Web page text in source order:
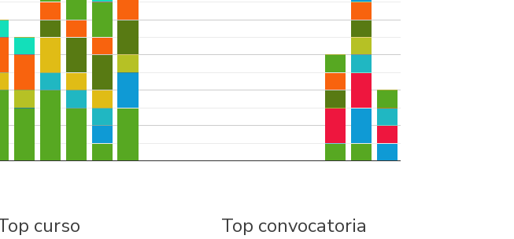
curso Top convocatoria